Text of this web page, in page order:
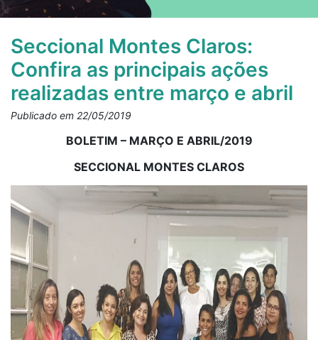
Seccional Montes Claros:
Confira as principais ações
realizadas entre março e abril
Publicado em 22/05/2019
BOLETIM – MARÇO E ABRIL/2019
SECCIONAL MONTES CLAROS